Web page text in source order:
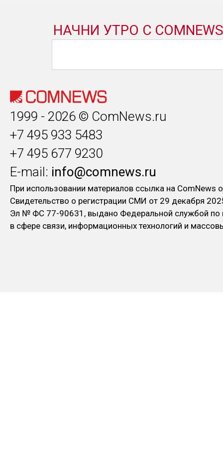
1999 - 2026 © ComNews.ru
+7 495 933 5483
+7 495 677 9230
E-mail: info@comnews.ru
При использовании материалов ссылка на ComNews
Свидетельство о регистрации СМИ от 29 декабря
Эл № ФC 77-90631, выдано Федеральной службой по
в сфере связи, информационных технологий и